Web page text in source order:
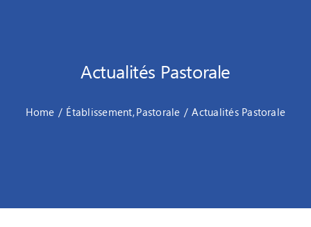
Actualités Pastorale
Home Établissement Pastorale Actualités Pastorale